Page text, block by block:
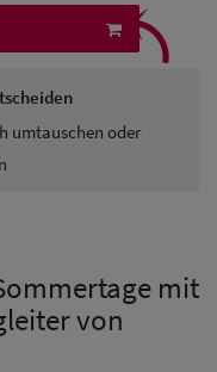
umtauschen oder
⤹
mit
von